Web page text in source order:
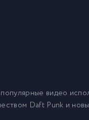
видео
Daft Punk и